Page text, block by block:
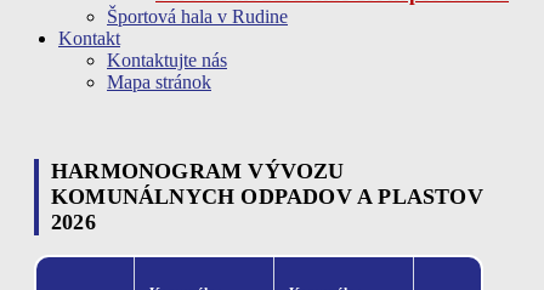
Športová hala v Rudine
Kontakt
Kontaktujte nás
Mapa stránok
HARMONOGRAM VÝVOZU
KOMUNÁLNYCH ODPADOV A PLASTOV
2026